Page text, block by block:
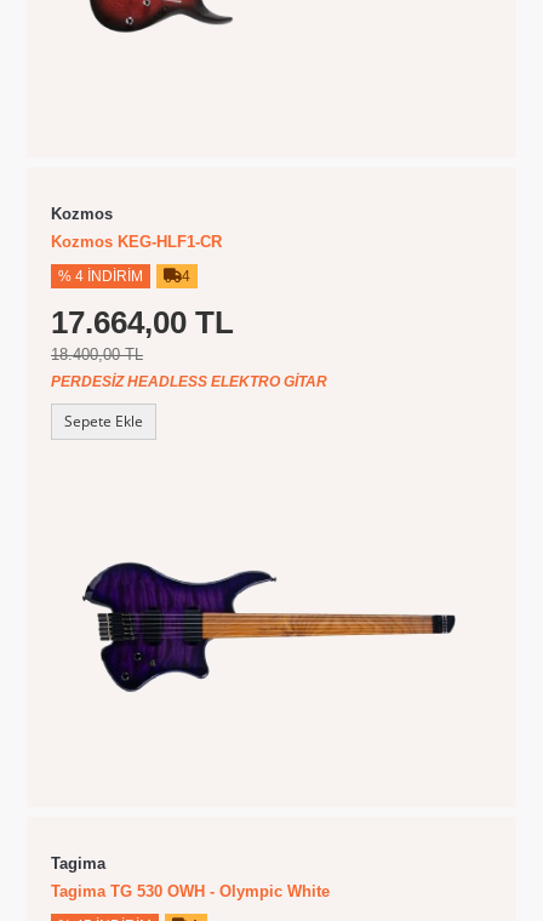
Kozmos
Kozmos KEG-HLF1-CR
% 4 İNDIRIM 4
17.664,00 TL
18.400,00 TL
PERDESIZ HEADLESS ELEKTRO GITAR
Sepete Ekle
Tagima
Tagima TG 530 OWH - Olympic White